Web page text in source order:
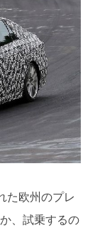
た欧州のプレ
、試乗するの